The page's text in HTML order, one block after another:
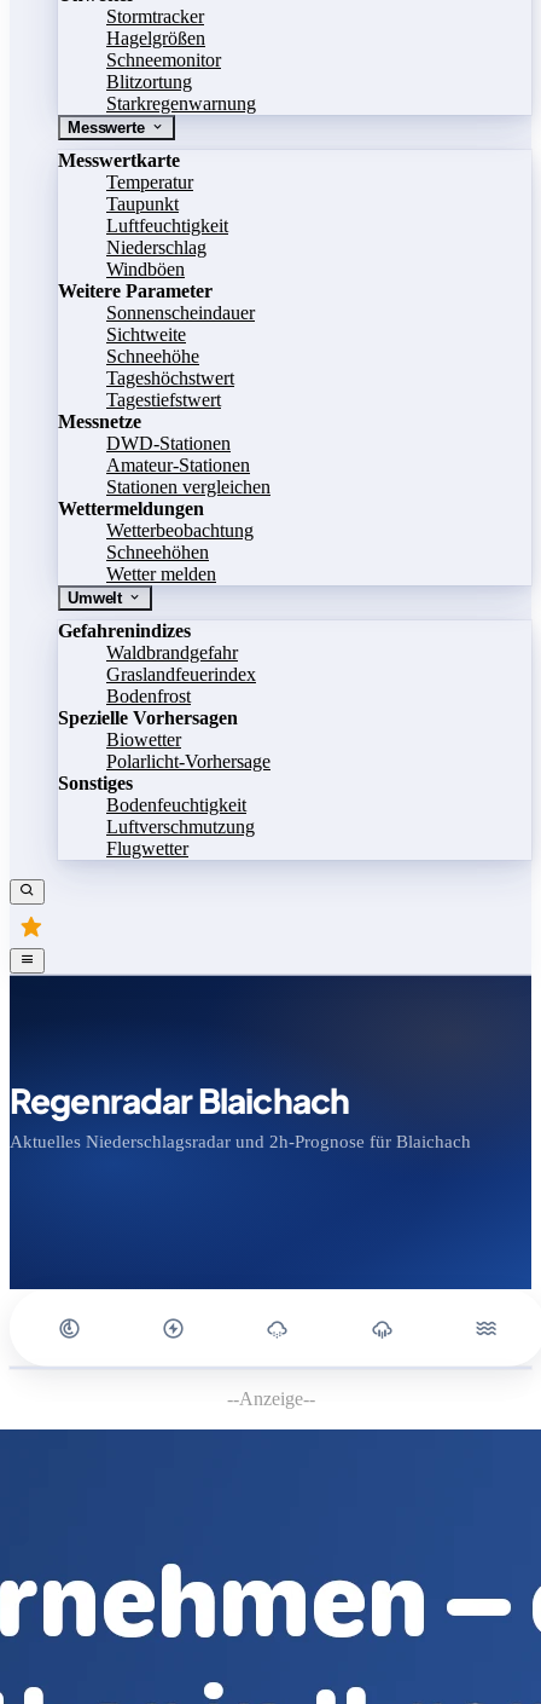
Stormtracker
Hagelgrößen
Schneemonitor
Blitzortung
Starkregenwarnung
Messwerte
Messwertkarte
Temperatur
Taupunkt
Luftfeuchtigkeit
Niederschlag
Windböen
Weitere Parameter
Sonnenscheindauer
Sichtweite
Schneehöhe
Tageshöchstwert
Tagestiefstwert
Messnetze
DWD-Stationen
Amateur-Stationen
Stationen vergleichen
Wettermeldungen
Wetterbeobachtung
Schneehöhen
Wetter melden
Umwelt
Gefahrenindizes
Waldbrandgefahr
Graslandfeuerindex
Bodenfrost
Spezielle Vorhersagen
Biowetter
Polarlicht-Vorhersage
Sonstiges
Bodenfeuchtigkeit
Luftverschmutzung
Flugwetter
Regenradar Blaichach
Aktuelles Niederschlagsradar und 2h-Prognose für Blaichach
--Anzeige--